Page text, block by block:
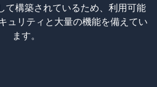
構築されているため、利用可能
ュリティと大量の機能を備えてい
ます。